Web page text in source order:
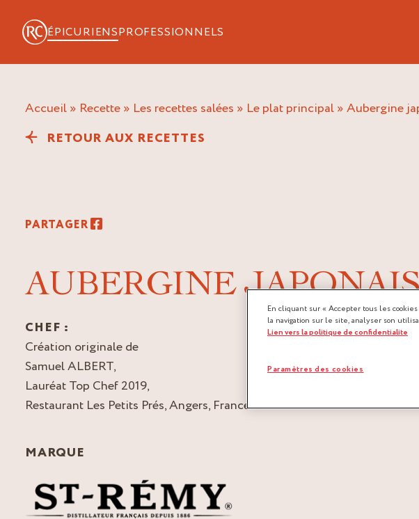
ÉPICURIENSPROFESSIONNELS
Accueil » Recette » Les recettes salées » Le plat principal » aubergine
RETOUR AUX RECETTES
PARTAGER
AUBERGINE
CHEF :
Création originale de
Samuel ALBERT,
Lauréat Top Chef 2019,
Restaurant Les Petits Prés, Angers, France
MARQUE
En cliquant sur « Accepter tous les
la navigation sur le site, analyser son
Lien vers la politique de confidentialite
Paramètres des cookies